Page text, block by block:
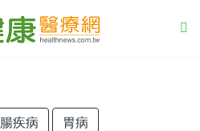
腸疾病 胃病